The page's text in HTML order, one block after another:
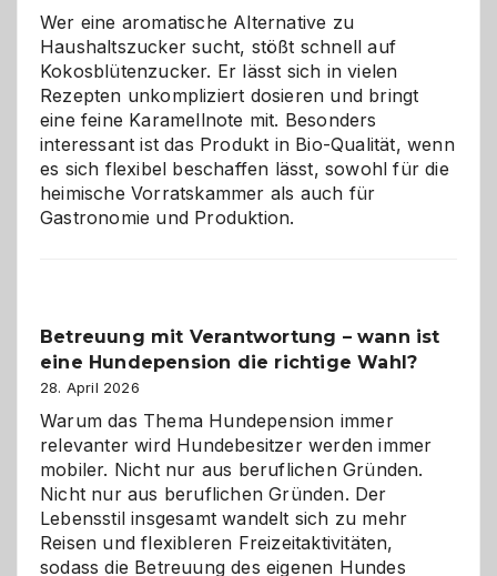
für
Hunde
im
eigenen
Zuhause
Wer eine aromatische Alternative zu
Haushaltszucker sucht, stößt schnell auf
Kokosblütenzucker. Er lässt sich in vielen
Rezepten unkompliziert dosieren und bringt
eine feine Karamellnote mit. Besonders
interessant ist das Produkt in Bio-Qualität, wenn
es sich flexibel beschaffen lässt, sowohl für die
heimische Vorratskammer als auch für
Gastronomie und Produktion.
Betreuung mit Verantwortung – wann ist
eine Hundepension die richtige Wahl?
28. April 2026
Warum das Thema Hundepension immer
relevanter wird Hundebesitzer werden immer
mobiler. Nicht nur aus beruflichen Gründen.
Nicht nur aus beruflichen Gründen. Der
Lebensstil insgesamt wandelt sich zu mehr
Reisen und flexibleren Freizeitaktivitäten,
sodass die Betreuung des eigenen Hundes